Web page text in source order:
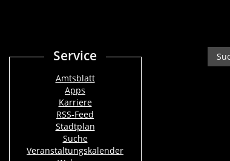
Service
Amtsblatt
Apps
Karriere
RSS-Feed
Stadtplan
Suche
Veranstaltungskalender